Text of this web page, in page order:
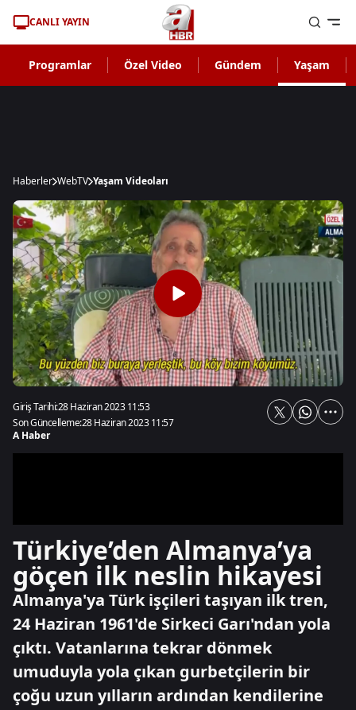
CANLI YAYIN
Programlar Özel Video Gündem Yaşam
Haberler WebTV Yaşam Videoları
Giriş Tarihi:28 Haziran 2023 11:53
Son Güncelleme:28 Haziran 2023 11:57
A Haber
Türkiye’den Almanya’ya
göçen ilk neslin hikayesi
Almanya'ya Türk işçileri taşıyan ilk tren,
24 Haziran 1961'de Sirkeci Garı'ndan yola
çıktı. Vatanlarına tekrar dönmek
umuduyla yola çıkan gurbetçilerin bir
çoğu uzun yılların ardından kendilerine